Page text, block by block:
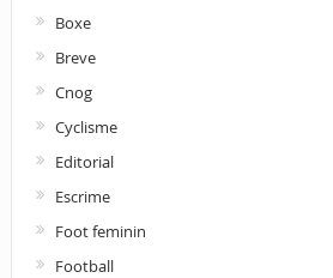
Boxe
Breve
Cnog
Cyclisme
Editorial
Escrime
Foot feminin
Football